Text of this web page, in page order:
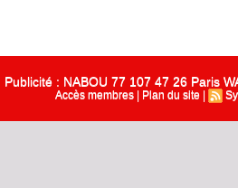
: NABOU 77 107 47 26 Paris
Accès membres Plan du site